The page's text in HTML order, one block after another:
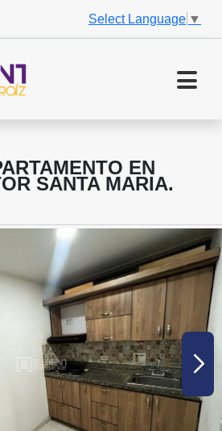
Select Language ▼
EN
SANTA MARIA.